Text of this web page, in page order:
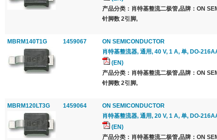
产品分类：肖特基整流二极管,品牌：ON
针脚数 2引脚,
MBRM140T1G 1459067
ON SEMICONDUCTOR
肖特基整流器, 通用, 40 V, 1 A, 单, DO-
(EN)
产品分类：肖特基整流二极管,品牌：ON
针脚数 2引脚,
MBRM120LT3G 1459064
ON SEMICONDUCTOR
肖特基整流器, 通用, 20 V, 1 A, 单, DO-
(EN)
产品分类：肖特基整流二极管,品牌：ON